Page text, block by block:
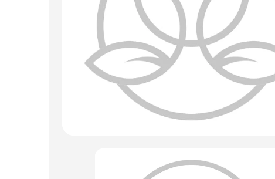
Товары для флористов
Пакеты для цветов и подарков
Изделия из металла
Искусственные цветы и растения